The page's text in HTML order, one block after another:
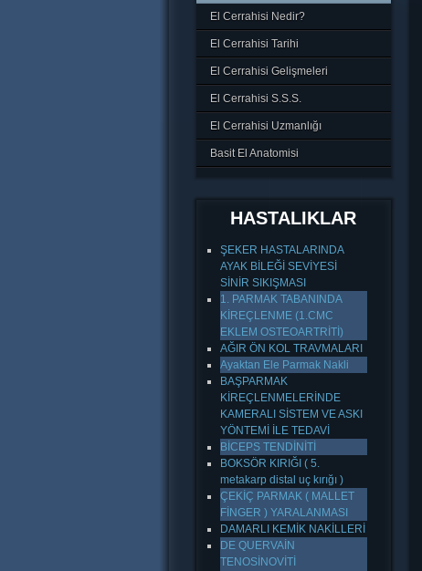
El Cerrahisi Nedir?
El Cerrahisi Tarihi
El Cerrahisi Gelişmeleri
El Cerrahisi S.S.S.
El Cerrahisi Uzmanlığı
Basit El Anatomisi
HASTALIKLAR
ŞEKER HASTALARINDA
AYAK BİLEĞİ SEVİYESİ
SİNİR SIKIŞMASI
1. PARMAK TABANINDA
KİREÇLENME (1.CMC
EKLEM OSTEOARTRİTİ)
AĞIR ÖN KOL TRAVMALARI
Ayaktan Ele Parmak Nakli
BAŞPARMAK
KİREÇLENMELERİNDE
KAMERALI SİSTEM VE ASKI
YÖNTEMİ İLE TEDAVİ
BİCEPS TENDİNİTİ
BOKSÖR KIRIĞI ( 5.
metakarp distal uç kırığı )
ÇEKİÇ PARMAK ( MALLET
FİNGER ) YARALANMASI
DAMARLI KEMİK NAKİLLERİ
DE QUERVAİN
TENOSİNOVİTİ